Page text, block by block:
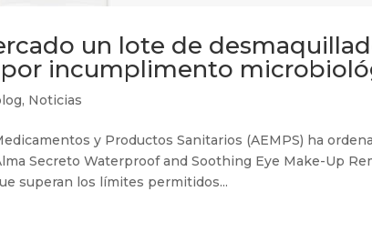
un lote de
por incumplimento
, Noticias
y Productos Sanitarios (AEMPS) ha
Secreto Waterproof and Soothing Eye Make-Up
superan los límites permitidos...